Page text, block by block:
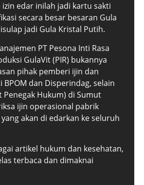
izin edar inilah jadi kartu sakti
secara besar besaran Gula
jadi Gula Kristal Putih.
PT Pesona Inti Rasa
GulaVit (PIR) bukannya
pihak pemberi ijin dan
BPOM dan Disperindag, selain
Penegak Hukum) di Sumut
ijin operasional pabrik
akan di edarkan ke seluruh
artikel hukum dan kesehatan,
terbaca dan dimaknai